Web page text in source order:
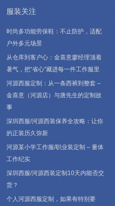
服装关注
时尚多功能劳保鞋：不止防护，适配
户外多元场景
从仓库到客户心：金喜意廖经理顶着
暑气，把“省心”藏进每一件工作服里
河源西服定制：从一条西裤到整套 –
金喜意（河源店）与唐先生的定制故
事
深圳西服/河源西装保养全攻略：让你
的正装历久弥新
河源某小学工作服/职业装定制 – 量体
工作纪实
深圳西服/河源西装定制10天内能否交
货？
个人河源西服定制，如果有特别要